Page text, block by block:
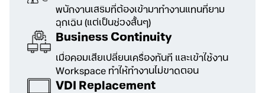
พนักงานเสริมที่ต้องเข้ามาทำงานแทนที่ยาม
ฉุกเฉิน (แต่เป็นช่วงสั้นๆ)
Business Continuity
เมื่อคอมเสียเปลี่ยนเครื่องทันที และเข้าใช้งาน
Workspace ทำให้ทำงานไม่ขาดตอน
VDI Replacement